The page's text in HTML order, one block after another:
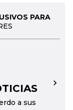
PARA
a sus
→